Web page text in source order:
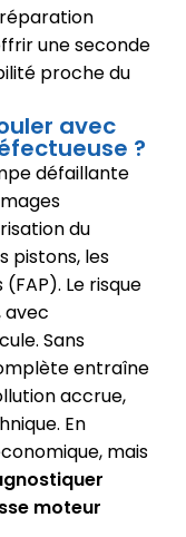
une seconde
proche du
avec
?
défaillante
du
pistons, les
Le risque
Sans
entraîne
accrue,
En
mais
moteur